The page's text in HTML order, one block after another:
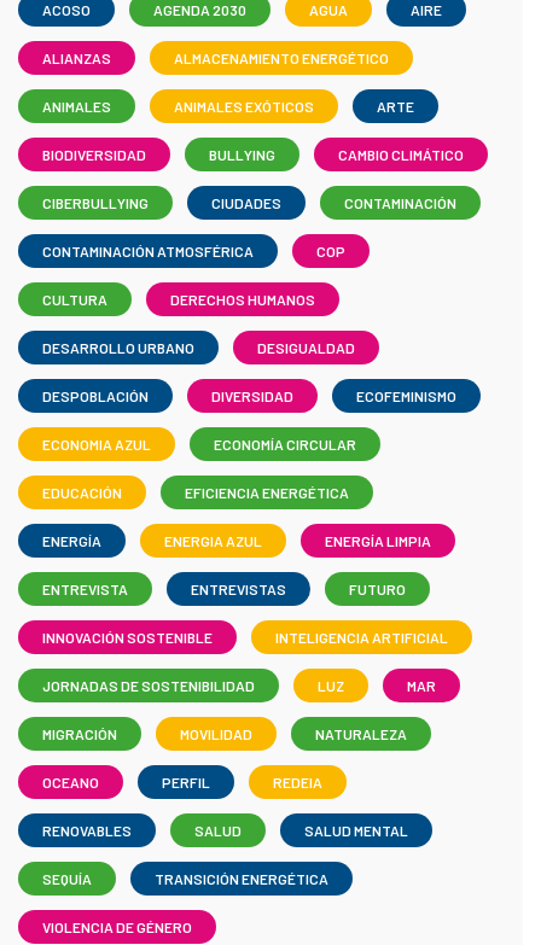
ACOSO AGENDA 2030 AGUA AIRE
ALIANZAS ALMACENAMIENTO ENERGÉTICO
ANIMALES ANIMALES EXÓTICOS ARTE
BIODIVERSIDAD BULLYING CAMBIO CLIMÁTICO
CIBERBULLYING CIUDADES CONTAMINACIÓN
CONTAMINACIÓN ATMOSFÉRICA COP
CULTURA DERECHOS HUMANOS
DESARROLLO URBANO DESIGUALDAD
DESPOBLACIÓN DIVERSIDAD ECOFEMINISMO
ECONOMIA AZUL ECONOMÍA CIRCULAR
EDUCACIÓN EFICIENCIA ENERGÉTICA
ENERGÍA ENERGIA AZUL ENERGÍA LIMPIA
ENTREVISTA ENTREVISTAS FUTURO
INNOVACIÓN SOSTENIBLE INTELIGENCIA ARTIFICIAL
JORNADAS DE SOSTENIBILIDAD LUZ MAR
MIGRACIÓN MOVILIDAD NATURALEZA
OCEANO PERFIL REDEIA
RENOVABLES SALUD SALUD MENTAL
SEQUÍA TRANSICIÓN ENERGÉTICA
VIOLENCIA DE GÉNERO